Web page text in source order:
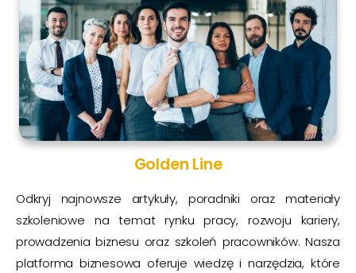
Golden Line
Odkryj najnowsze artykuły, poradniki oraz materiały
szkoleniowe na temat rynku pracy, rozwoju kariery,
prowadzenia biznesu oraz szkoleń pracowników. Nasza
platforma biznesowa oferuje wiedzę i narzędzia, które